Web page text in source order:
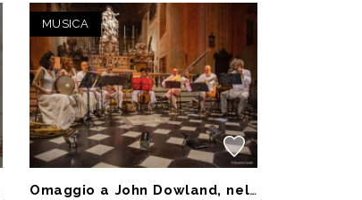
MUSICA
Omaggio a John Dowland, nel 400° anniversario della morte